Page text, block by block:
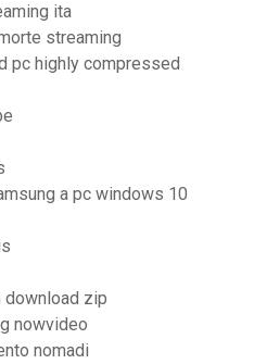
ita
streaming
pc highly compressed
a pc windows 10
download zip
nowvideo
nomadi